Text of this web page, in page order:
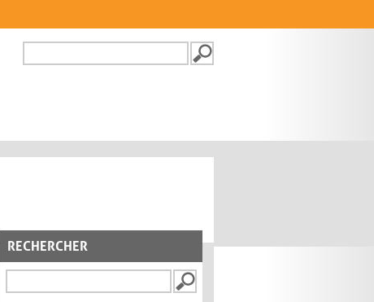
FORMULAIRE DE
RECHERCHER